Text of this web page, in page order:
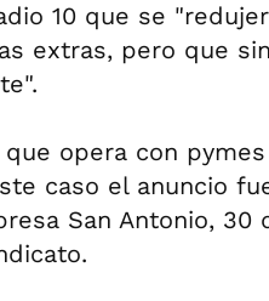
10 que se
extras, pero que
opera con
caso el anuncio
San Antonio, 30